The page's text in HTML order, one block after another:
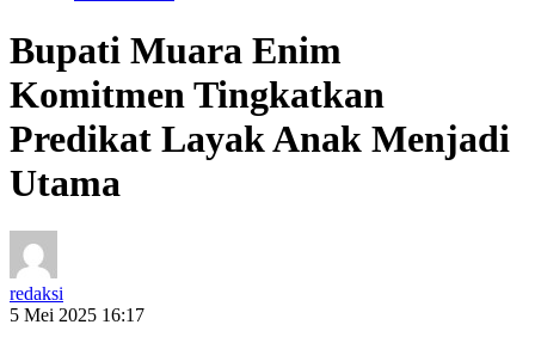
Bupati Muara Enim
Komitmen Tingkatkan
Predikat Layak Anak Menjadi
Utama
redaksi
5 Mei 2025 16:17